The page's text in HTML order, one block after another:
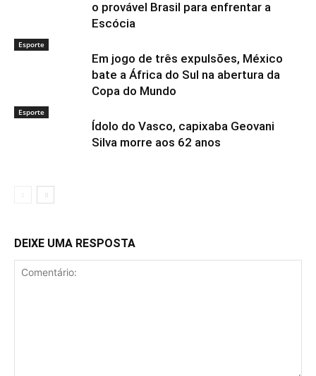
o provável Brasil para enfrentar a
Escócia
Esporte
Em jogo de três expulsões, México
bate a África do Sul na abertura da
Copa do Mundo
Esporte
Ídolo do Vasco, capixaba Geovani
Silva morre aos 62 anos
DEIXE UMA RESPOSTA